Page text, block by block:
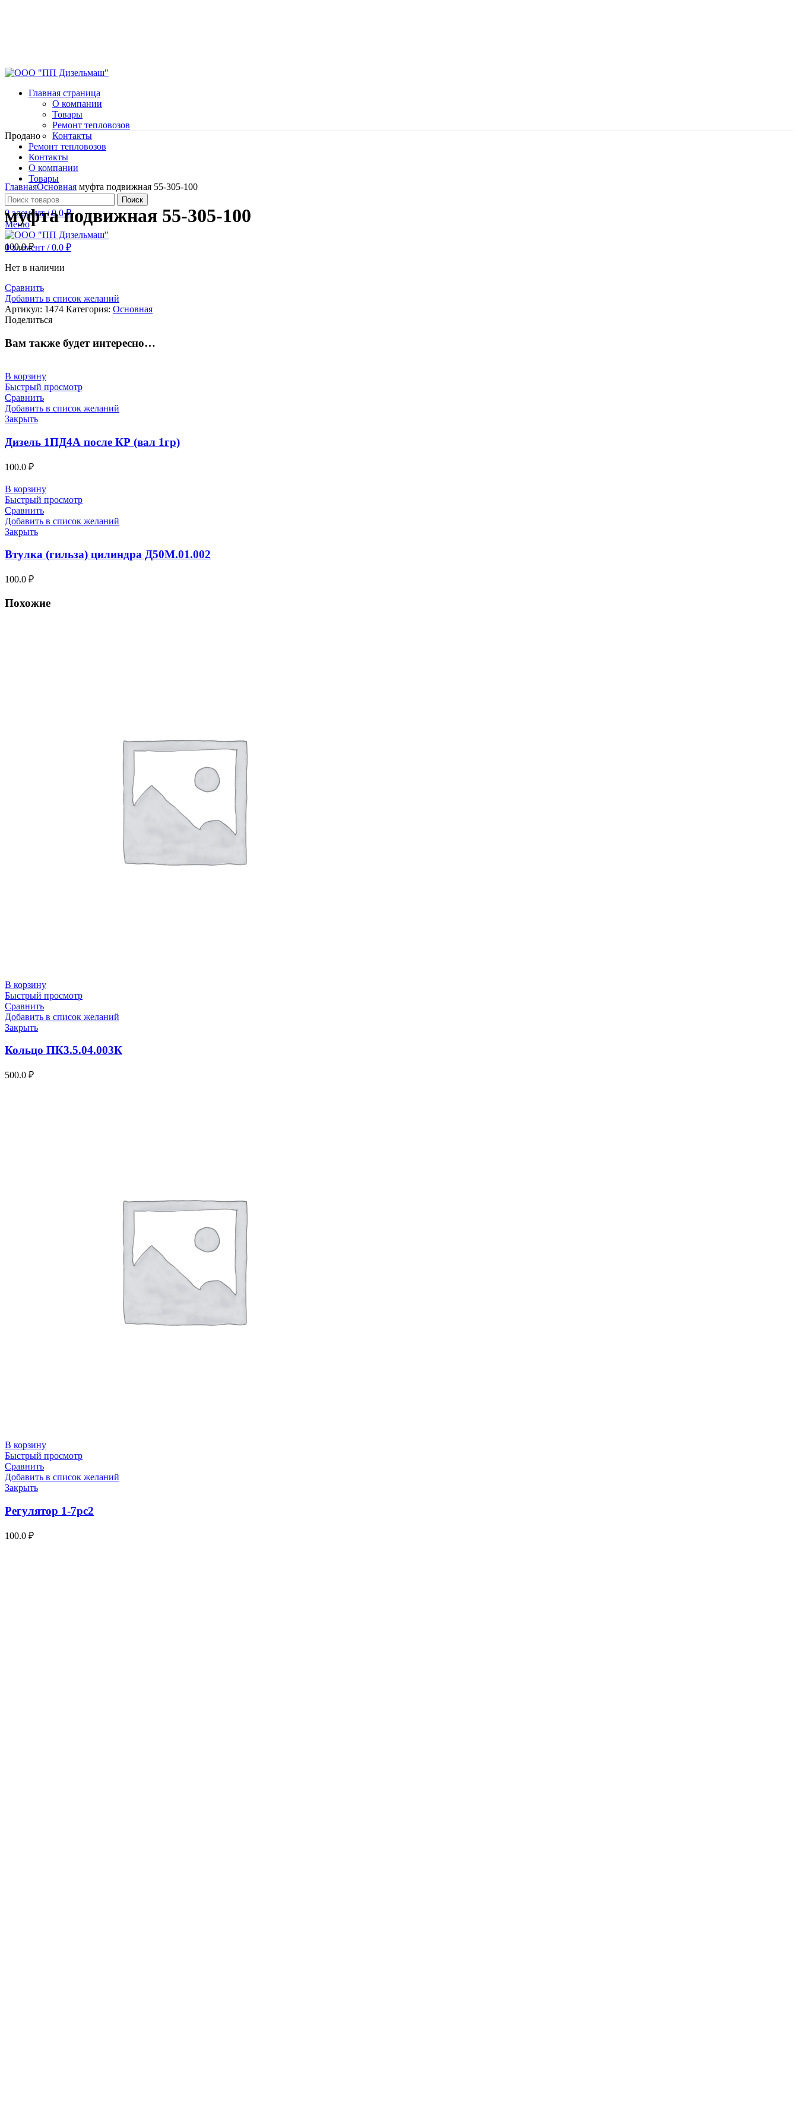
Главная страница
О компании
Товары
Ремонт тепловозов
Контакты
Ремонт тепловозов
Контакты
О компании
Товары
Поиск
0элемент / 0.0₽
Меню
0элемент / 0.0 ₽
Продано
Нажмите, чтобы увеличить
ГлавнаяОсновная муфта подвижная 55-305-100
муфта подвижная 55-305-100
100.0₽
Нет в наличии
Сравнить
Добавить в список желаний
Артикул: 1474 Категория: Основная
Поделиться
Вам также будет интересно…
В корзину
Быстрый просмотр
Сравнить
Добавить в список желаний
Закрыть
Дизель 1ПД4А после КР (вал 1гр)
100.0 ₽
В корзину
Быстрый просмотр
Сравнить
Добавить в список желаний
Закрыть
Втулка (гильза) цилиндра Д50М.01.002
100.0 ₽
Похожие
В корзину
Быстрый просмотр
Сравнить
Добавить в список желаний
Закрыть
Кольцо ПК3.5.04.003К
500.0 ₽
В корзину
Быстрый просмотр
Сравнить
Добавить в список желаний
Закрыть
Регулятор 1-7рс2
100.0 ₽